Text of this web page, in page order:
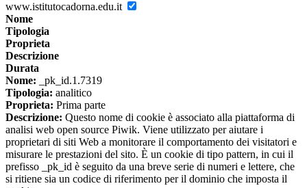
www.istitutocadorna.edu.it
Nome
Tipologia
Proprieta
Descrizione
Durata
Nome: _pk_id.1.7319
Tipologia: analitico
Proprieta: Prima parte
Descrizione: Questo nome di cookie è associato alla piattaforma di
analisi web open source Piwik. Viene utilizzato per aiutare i
proprietari di siti Web a monitorare il comportamento dei visitatori e
misurare le prestazioni del sito. È un cookie di tipo pattern, in cui il
prefisso _pk_id è seguito da una breve serie di numeri e lettere, che
si ritiene sia un codice di riferimento per il dominio che imposta il